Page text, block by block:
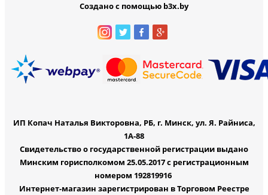
Создано с помощью b3x.by
ИП Копач Наталья Викторовна, РБ, г. Минск, ул. Я. Райниса,
1А-88
Свидетельство о государственной регистрации выдано
Минским горисполкомом 25.05.2017 с регистрационным
номером 192819916
Интернет-магазин зарегистрирован в Торговом Реестре